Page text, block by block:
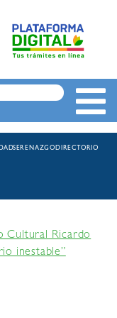
SERENAZGODIRECTORIO
Cultural Ricardo
inestable”